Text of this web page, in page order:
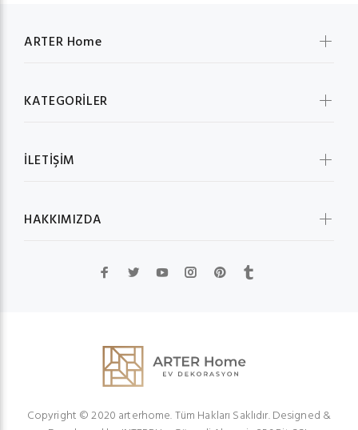
ARTER Home
KATEGORİLER
İLETİŞİM
HAKKIMIZDA
Copyright © 2020 arterhome. Tüm Hakları Saklıdır. Designed &